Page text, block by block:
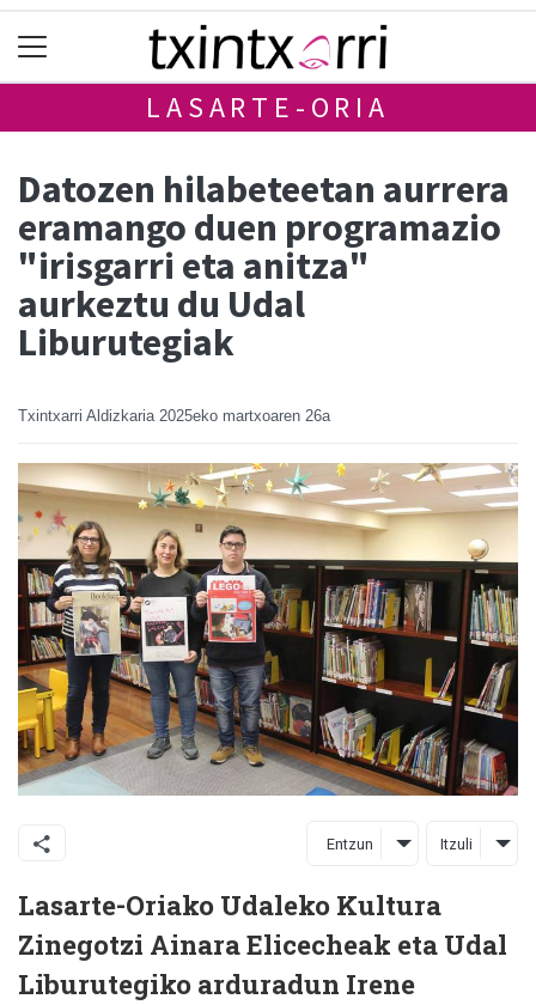
LASARTE-ORIA
Datozen hilabeteetan aurrera
eramango duen programazio
"irisgarri eta anitza"
aurkeztu du Udal
Liburutegiak
Txintxarri Aldizkaria 2025eko martxoaren 26a
Entzun Itzuli
Lasarte-Oriako Udaleko Kultura
Zinegotzi AinaraElicecheak eta Udal
Liburutegiko arduradun Irene